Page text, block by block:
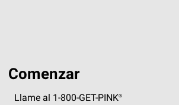
Comenzar
Llame al 1-800-GET-PINK®